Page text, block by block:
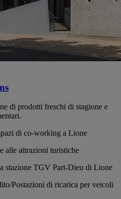
di prodotti freschi di stagione e
di co-working a Lione
alle attrazioni turistiche
stazione TGV Part-Dieu di Lione
Postazioni di ricarica per veicoli